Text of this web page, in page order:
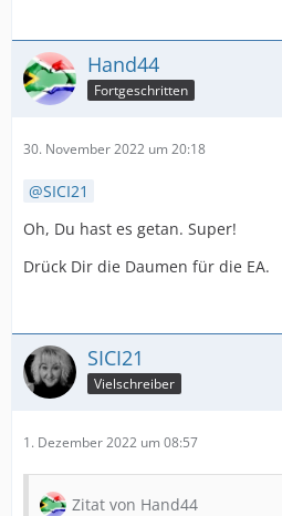
Hand44
Fortgeschritten
30. November 2022 um 20:18
SICI21
Oh, Du hast es getan. Super!
Drück Dir die Daumen für die EA.
SICI21
Vielschreiber
1. Dezember 2022 um 08:57
Zitat von Hand44